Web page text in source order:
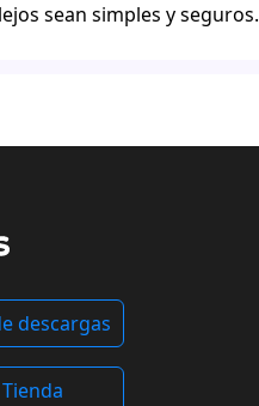
sean simples y seguros.
descargas